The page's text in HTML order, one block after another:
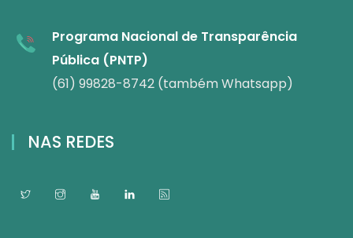
Programa Nacional de Transparência
Pública (PNTP)
(61) 99828-8742 (também Whatsapp)
NAS REDES